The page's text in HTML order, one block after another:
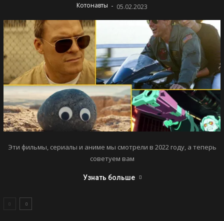
Котонавты - 05.02.2023
Эти фильмы, сериалы и аниме мы смотрели в 2022 году, а теперь
советуем вам
Узнать больше